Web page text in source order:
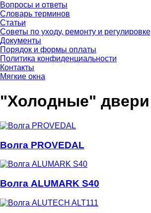
Вопросы и ответы
Словарь терминов
Статьи
Советы по уходу, ремонту и регулировке
Документы
Порядок и формы оплаты
Политика конфиденциальности
Контакты
Мягкие окна
"Холодные" двери
Волга PROVEDAL
Волга ALUMARK S40